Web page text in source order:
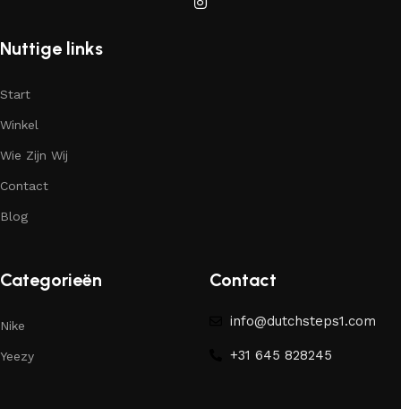
Nuttige links
Start
Winkel
Wie Zijn Wij
Contact
Blog
Categorieën
Nike
Yeezy
Contact
info@dutchsteps1.com
+31 645 828245